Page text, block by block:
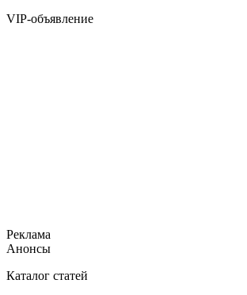
VIP-объявление
Реклама
Анонсы
Каталог статей